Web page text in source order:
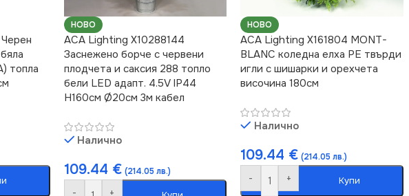
топла
НОВО
ACA Lighting X10288144
Заснежено борче с червени
плодчета и саксия 288 топло
бели LED адапт. 4.5V IP44
H160см Ø20см 3м кабел
Налично
109.44 € (214.05 лв.)
- +
НОВО
ACA Lighting X161804 MONT-
BLANC коледна елха PE твърди
игли с шишарки и орехчета
височина 180см
Налично
109.44 € (214.05 лв.)
- + Купи